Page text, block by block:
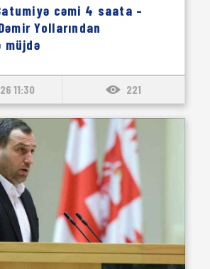
cəmi 4 saata –
Yollarından
müjdə
11:30 221